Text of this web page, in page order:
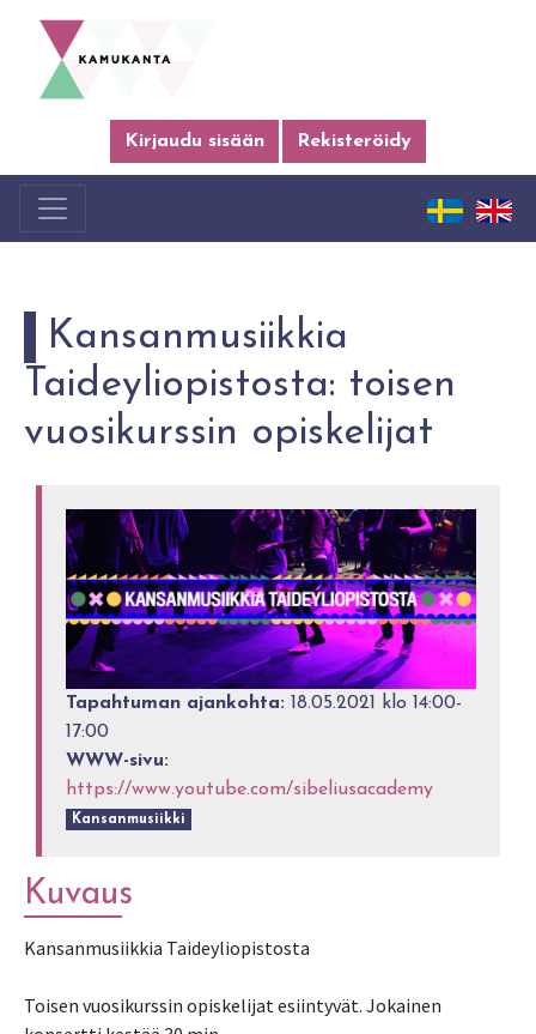
Kirjaudu sisään Rekisteröidy
Kansanmusiikkia
Taideyliopistosta: toisen
vuosikurssin opiskelijat
Tapahtuman ajankohta: 18.05.2021 klo 14:00-
17:00
WWW-sivu:
https://www.youtube.com/sibeliusacademy
Kansanmusiikki
Kuvaus
Kansanmusiikkia Taideyliopistosta
Toisen vuosikurssin opiskelijat esiintyvät. Jokainen